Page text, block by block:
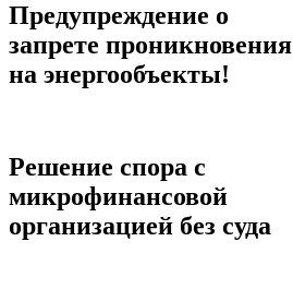
Предупреждение о
запрете проникновения
на энергообъекты!
Решение спора с
микрофинансовой
организацией без суда